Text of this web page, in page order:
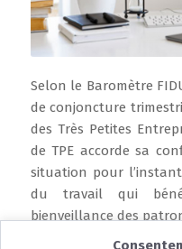
Selon le Baromètre
de conjoncture
des Très Petites
de TPE accorde sa
situation pour
du travail qui
bienveillance des